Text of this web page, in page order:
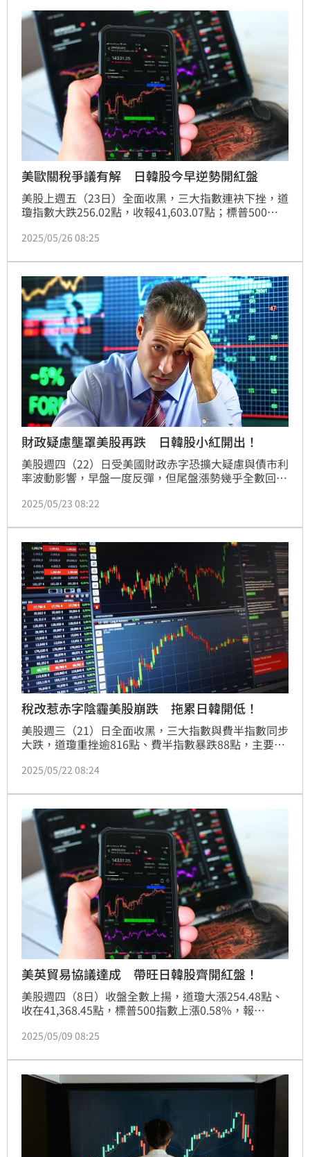
美歐關稅爭議有解 日韓股今早逆勢開紅盤
美股上週五（23日）全面收黑，三大指數連袂下挫，道
瓊指數大跌256.02點，收報41,603.07點；標普500指
月以來最大單週跌幅；那斯達克更重挫188.53點，收在
談判關稅，他要加徵50%關稅，歐盟立刻來電，要求談
判並延後關稅。激勵美股期貨盤在週一清晨反彈走
高，。
2025/05/26 08:25
財政疑慮壟罩美股再跌 日韓股小紅開出！
美股週四（22）日受美國財政赤字恐擴大疑慮與債市利
率波動影響，早盤一度反彈，但尾盤漲勢幾乎全數回吐
守。標普500指數微跌2.6點、費半指數再跌27點，反
2025/05/23 08:22
稅改惹赤字陰霾美股崩跌 拖累日韓開低！
美股週三（21）日全面收黑，三大指數與費半指數同步
大跌，道瓊重挫逾816點、費半指數暴跌88點，主要受
期美國公債拍賣需求不振、殖利率首度突破5%的影
2025/05/22 08:24
美英貿易協議達成 帶旺日韓股齊開紅盤！
美股週四（8日）收盤全數上揚，道瓊大漲254.48點、
收在41,368.45點，標普500指數上漲0.58%，報
17,928.14點，費城半導體指數也收漲1%，來到
後，更語出驚人直呼「現在最好趕快去買股票」，市場
樂觀氛圍立刻升溫，也激勵今日亞股早盤開出紅盤。
2025/05/09 08:25